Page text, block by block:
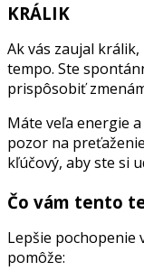
KRÁLIK
Ak vás zaujal
tempo. Ste
prispôsobiť
Máte veľa energie
pozor na
kľúčový, aby ste si
Čo vám tento
Lepšie pochopenie
pomôže: